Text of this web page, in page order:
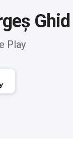
Ghid
Play